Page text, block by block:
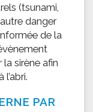
(tsunami,
danger
de la
la sirène afin
PAR